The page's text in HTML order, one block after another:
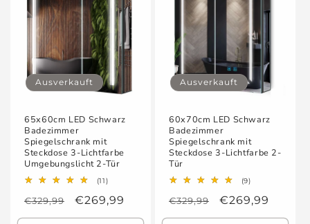
Ausverkauft
65x60cm LED Schwarz
Badezimmer
Spiegelschrank mit
Steckdose 3-Lichtfarbe
Umgebungslicht 2-Tür
(11)11
insgesamt
Normaler
Preis
€329,99 Verkaufspreis
€269,99
Ausverkauft
60x70cm LED Schwarz
Badezimmer
Spiegelschrank mit
Steckdose 3-Lichtfarbe 2-
Tür
(9)9
insgesamt
Normaler
Preis
€329,99 Verkaufspreis
€269,99